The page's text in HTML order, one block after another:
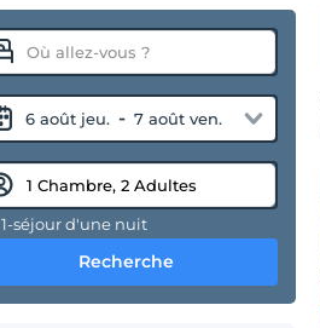
6 août jeu. - 7 août ven.
1-séjour d'une nuit
Recherche